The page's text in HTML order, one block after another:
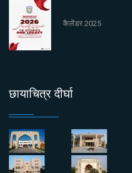
कैलेंडर 2025
छायाचित्र दीर्घा